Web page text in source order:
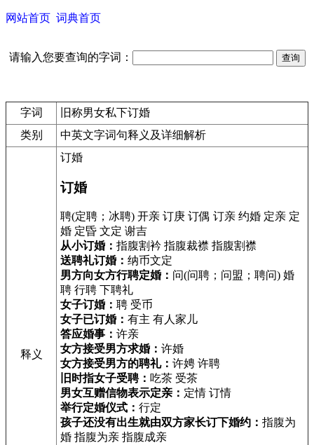
网站首页 词典首页
请输入您要查询的字词：
字词
旧称男女私下订婚
类别
中英文字词句释义及详细解析
释义
订婚
订婚
聘(定聘；冰聘) 开亲 订庚 订偶 订亲 约婚 定亲 定
婚 定昏 文定 谢吉
从小订婚： 指腹割衿 指腹裁襟 指腹割襟
送聘礼订婚： 纳币文定
男方向女方行聘定婚： 问(问聘；问盟；聘问) 婚
聘 行聘 下聘礼
女子订婚： 聘 受币
女子已订婚： 有主 有人家儿
答应婚事： 许亲
女方接受男方求婚： 许婚
女方接受男方的聘礼： 许娉 许聘
旧时指女子受聘： 吃茶 受茶
男女互赠信物表示定亲： 定情 订情
举行定婚仪式： 行定
孩子还没有出生就由双方家长订下婚约： 指腹为
婚 指腹为亲 指腹成亲